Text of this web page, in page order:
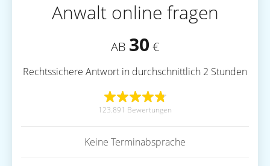
Anwalt online fragen
AB 30 €
Rechtssichere Antwort in durchschnittlich 2 Stunden
123.891 Bewertungen
Keine Terminabsprache